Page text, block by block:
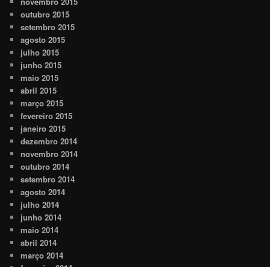
outubro 2015
setembro 2015
agosto 2015
julho 2015
junho 2015
maio 2015
abril 2015
março 2015
fevereiro 2015
janeiro 2015
dezembro 2014
novembro 2014
outubro 2014
setembro 2014
agosto 2014
julho 2014
junho 2014
maio 2014
abril 2014
março 2014